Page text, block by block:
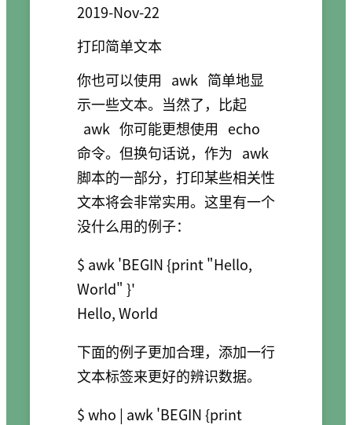
2019-Nov-22
打印简单文本
你也可以使用 awk 简单地显
示一些文本。当然了，比起
awk 你可能更想使用 echo
命令。但换句话说，作为 awk
脚本的一部分，打印某些相关性
文本将会非常实用。这里有一个
没什么用的例子：
$ awk 'BEGIN {print "Hello,
World" }'
Hello, World
下面的例子更加合理，添加一行
文本标签来更好的辨识数据。
$ who | awk 'BEGIN {print